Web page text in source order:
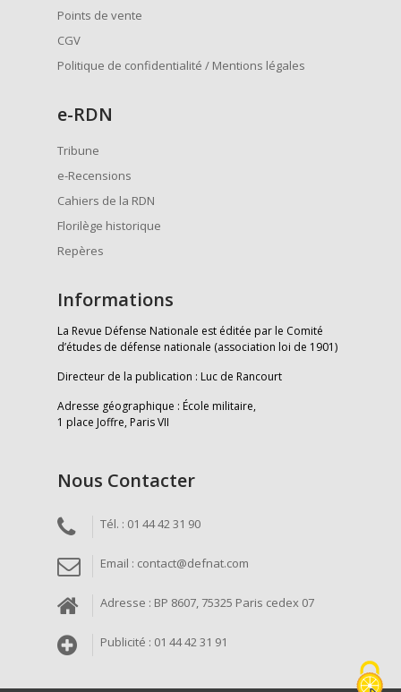
Points de vente
CGV
Politique de confidentialité / Mentions légales
e-RDN
Tribune
e-Recensions
Cahiers de la RDN
Florilège historique
Repères
Informations
La Revue Défense Nationale est éditée par le Comité
d’études de défense nationale (association loi de 1901)
Directeur de la publication : Luc de Rancourt
Adresse géographique : École militaire,
1 place Joffre, Paris VII
Nous Contacter
Tél. : 01 44 42 31 90
Email : contact@defnat.com
Adresse : BP 8607, 75325 Paris cedex 07
Publicité : 01 44 42 31 91